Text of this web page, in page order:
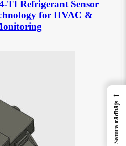
TI Refrigerant Sensor
for HVAC &
←
Satura rādītājs